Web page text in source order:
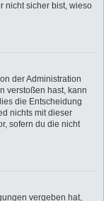
nicht sicher bist, wieso
der Administration
verstoßen hast, kann
die Entscheidung
nichts mit dieser
sofern du die nicht
vergeben hat,